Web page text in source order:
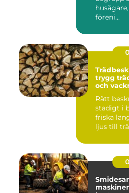
föreni...
trygg
och
Rätt
stadigt i
friska
ljus till
maskiner så undviker du